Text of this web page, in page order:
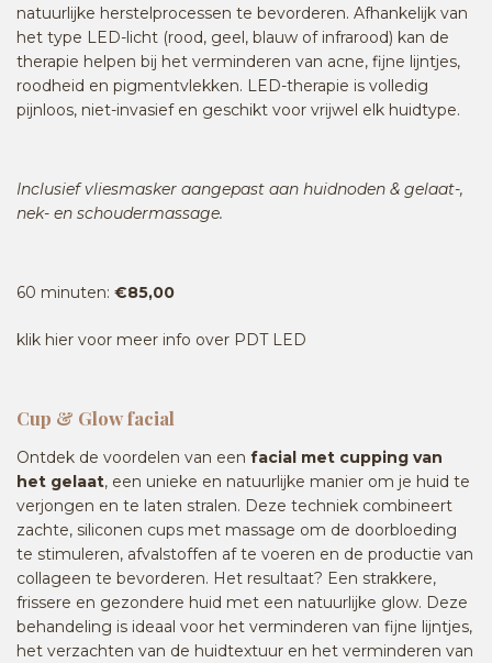
natuurlijke herstelprocessen te bevorderen. Afhankelijk van
het type LED-licht (rood, geel, blauw of infrarood) kan de
therapie helpen bij het verminderen van acne, fijne lijntjes,
roodheid en pigmentvlekken. LED-therapie is volledig
pijnloos, niet-invasief en geschikt voor vrijwel elk huidtype.
Inclusief vliesmasker aangepast aan huidnoden & gelaat-,
nek- en schoudermassage.
60 minuten: €85,00
klik hier voor meer info over PDT LED
Cup & Glow facial
Ontdek de voordelen van een facial met cupping van
het gelaat, een unieke en natuurlijke manier om je huid te
verjongen en te laten stralen. Deze techniek combineert
zachte, siliconen cups met massage om de doorbloeding
te stimuleren, afvalstoffen af te voeren en de productie van
collageen te bevorderen. Het resultaat? Een strakkere,
frissere en gezondere huid met een natuurlijke glow. Deze
behandeling is ideaal voor het verminderen van fijne lijntjes,
het verzachten van de huidtextuur en het verminderen van